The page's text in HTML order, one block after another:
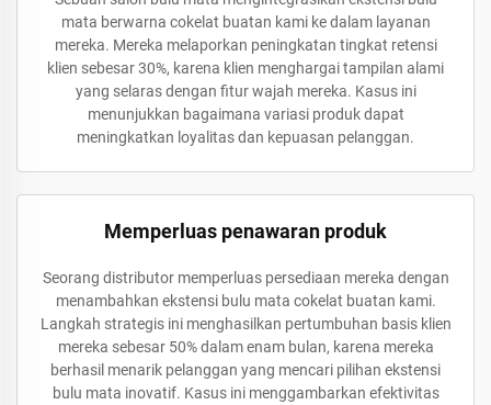
mata berwarna cokelat buatan kami ke dalam layanan
mereka. Mereka melaporkan peningkatan tingkat retensi
klien sebesar 30%, karena klien menghargai tampilan alami
yang selaras dengan fitur wajah mereka. Kasus ini
menunjukkan bagaimana variasi produk dapat
meningkatkan loyalitas dan kepuasan pelanggan.
Memperluas penawaran produk
Seorang distributor memperluas persediaan mereka dengan
menambahkan ekstensi bulu mata cokelat buatan kami.
Langkah strategis ini menghasilkan pertumbuhan basis klien
mereka sebesar 50% dalam enam bulan, karena mereka
berhasil menarik pelanggan yang mencari pilihan ekstensi
bulu mata inovatif. Kasus ini menggambarkan efektivitas